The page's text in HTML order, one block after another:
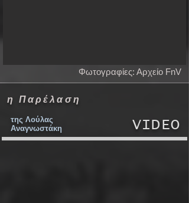
Φωτογραφίες: Αρχείο FnV
VIDEO
η Παρέλαση
της Λούλας
Αναγνωστάκη